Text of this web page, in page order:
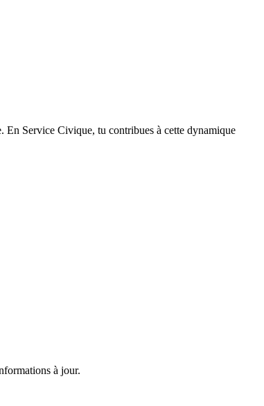
En Service Civique, tu contribues à cette dynamique
à jour.